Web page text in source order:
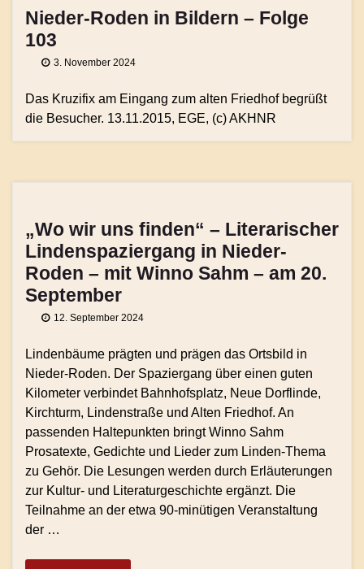
Nieder-Roden in Bildern – Folge
103
3. November 2024
Das Kruzifix am Eingang zum alten Friedhof begrüßt
die Besucher. 13.11.2015, EGE, (c) AKHNR
„Wo wir uns finden“ – Literarischer
Lindenspaziergang in Nieder-
Roden – mit Winno Sahm – am 20.
September
12. September 2024
Lindenbäume prägten und prägen das Ortsbild in
Nieder-Roden. Der Spaziergang über einen guten
Kilometer verbindet Bahnhofsplatz, Neue Dorflinde,
Kirchturm, Lindenstraße und Alten Friedhof. An
passenden Haltepunkten bringt Winno Sahm
Prosatexte, Gedichte und Lieder zum Linden-Thema
zu Gehör. Die Lesungen werden durch Erläuterungen
zur Kultur- und Literaturgeschichte ergänzt. Die
Teilnahme an der etwa 90-minütigen Veranstaltung
der …